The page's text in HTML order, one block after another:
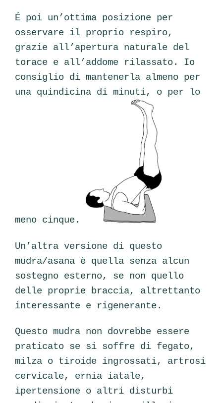
É poi un’ottima posizione per
osservare il proprio respiro,
grazie all’apertura naturale del
torace e all’addome rilassato. Io
consiglio di mantenerla almeno per
una quindicina di minuti, o per lo
meno cinque.
Un’altra versione di questo
mudra/asana è quella senza alcun
sostegno esterno, se non quello
delle proprie braccia, altrettanto
interessante e rigenerante.
Questo mudra non dovrebbe essere
praticato se si soffre di fegato,
milza o tiroide ingrossati, artrosi
cervicale, ernia iatale,
ipertensione o altri disturbi